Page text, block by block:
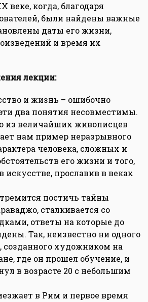
веке, когда, благодаря
были найдены важные
даты его жизни,
и время их
лекции:
и жизнь – ошибочно
два понятия несовместимы.
из величайших живописцев
нам пример неразрывного
человека, сложных и
его жизни и того,
искусстве, прославив в веках
постичь тайны
сталкивается со
ответы на которые до
Так, неизвестно ни одного
созданного художником на
где он прошел обучение, и
в возрасте 20 с небольшим
в Рим и первое время